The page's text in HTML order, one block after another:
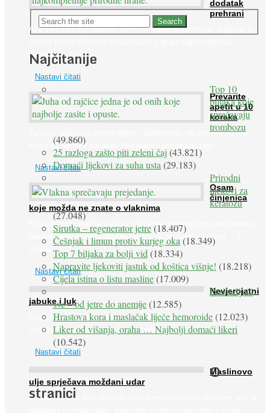
dodatak
prehrani
Ako se pitate što nabaviti zimi kao dodatak prehrane, odgovor je:
prirodne ...
Nastavi čitati
Prevarite
apetit u 10
koraka
Želudac teško trpi stroge dijete i gladovanje, no srećom po nas
može ga se lako zavarati. Nezdravu i pretjeranu želju ...
Nastavi čitati
Osam
činjenica
koje možda ne znate o vlaknima
Evo zašto su vlakna važna i zašto nas bombardiraju reklamama i
pakiranjima u kojima obećavaju najviši postotak vlakana ... 1.
Vlakna ...
Nastavi čitati
Nevjerojatni
jabuke i luk
Muče li vas tegobe vezane uz srce, oči i živce, od kojih pati
većina dijabetičara u kasnijem stadiju bolesti, jabuke ...
Nastavi čitati
Maslinovo
ulje sprječava moždani udar
Maslinovo ulje, kao osnova zdrave mediteranske prehrane, već je
Najčitanije
Top 10
biljaka koje
sprečavaju
trombozu
(49.860)
25 razloga zašto piti zeleni čaj(43.821)
Domaći lijekovi za suha usta (29.183)
Prirodni
lijekovi za
keratozu
(27.048)
Sirutka – regenerator jetre(18.407)
Češnjak i limun protiv kurjeg oka (18.349)
Top 7 biljaka za bolji vid (18.334)
Napravite ljekoviti jastuk od koštica višnje! (18.218)
Cijela istina o listu masline(17.009)
Peršin liječi
sve – od jetre do anemije(12.585)
Hrastova kora i maslačak liječe hemoroide(12.023)
Liker od višanja, oraha … Najbolji domaći likeri
(10.542)
O
stranici